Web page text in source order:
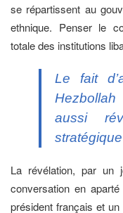
se répartissent au
ethnique. Penser le
totale des institutions
Le fait
aussi
La révélation, par un
conversation en
président français et